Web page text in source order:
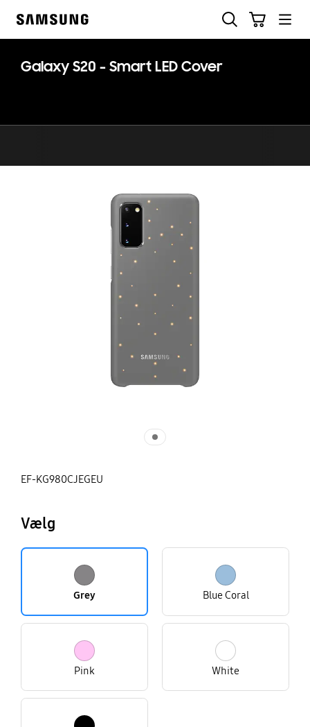
Galaxy S20 - Smart LED Cover
EF-KG980CJEGEU
Vælg
Grey Blue Coral
Pink White